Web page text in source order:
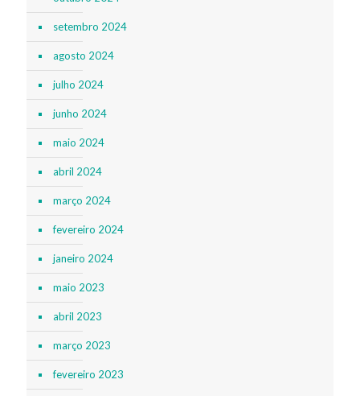
setembro 2024
agosto 2024
julho 2024
junho 2024
maio 2024
abril 2024
março 2024
fevereiro 2024
janeiro 2024
maio 2023
abril 2023
março 2023
fevereiro 2023